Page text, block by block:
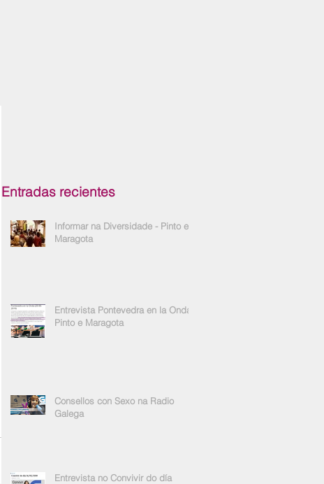
Entradas recientes
Informar na Diversidade - Pinto e
Maragota
Entrevista Pontevedra en la Onda -
Pinto e Maragota
Consellos con Sexo na Radio
Galega
Entrevista no Convivir do día